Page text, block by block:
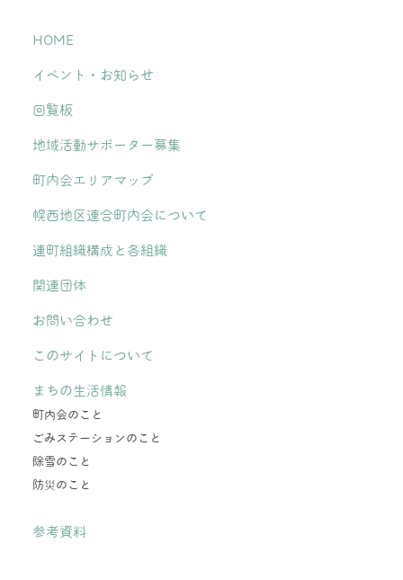
HOME
イベント・お知らせ
回覧板
地域活動サポーター募集
町内会エリアマップ
幌西地区連合町内会について
連町組織構成と各組織
関連団体
お問い合わせ
このサイトについて
まちの生活情報
町内会のこと
ごみステーションのこと
除雪のこと
防災のこと
参考資料